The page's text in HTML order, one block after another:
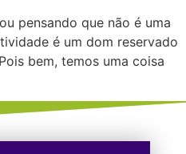
pensando que não é uma
é um dom reservado
bem, temos uma coisa